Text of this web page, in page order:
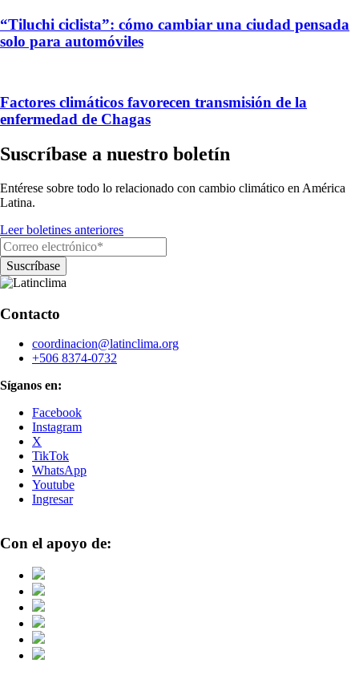
“Tiluchi ciclista”: cómo cambiar una ciudad pensada
solo para automóviles
Factores climáticos favorecen transmisión de la
enfermedad de Chagas
Suscríbase a nuestro boletín
Entérese sobre todo lo relacionado con cambio climático en América
Latina.
Leer boletines anteriores
Contacto
coordinacion@latinclima.org
+506 8374-0732
Síganos en:
Facebook
Instagram
X
TikTok
WhatsApp
Youtube
Ingresar
Con el apoyo de: